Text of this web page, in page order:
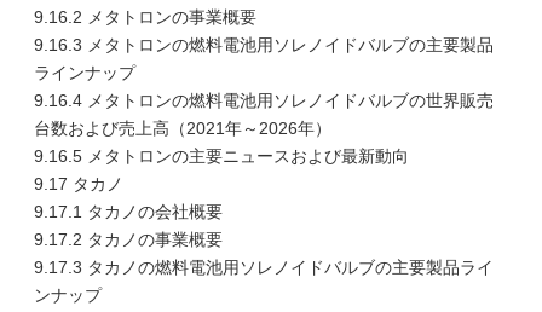
9.16.2 メタトロンの事業概要
9.16.3 メタトロンの燃料電池用ソレノイドバルブの主要製品
ラインナップ
9.16.4 メタトロンの燃料電池用ソレノイドバルブの世界販売
台数および売上高（2021年～2026年）
9.16.5 メタトロンの主要ニュースおよび最新動向
9.17 タカノ
9.17.1 タカノの会社概要
9.17.2 タカノの事業概要
9.17.3 タカノの燃料電池用ソレノイドバルブの主要製品ライ
ンナップ